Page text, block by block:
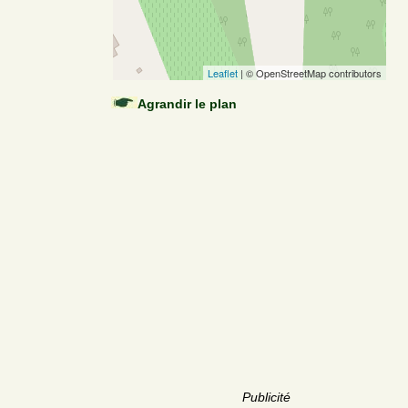
Leaflet | © OpenStreetMap contributors
Agrandir le plan
Publicité